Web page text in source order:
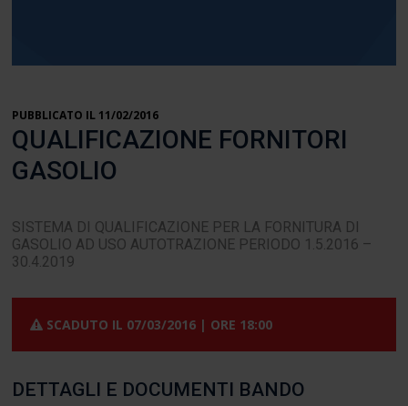
PUBBLICATO IL 11/02/2016
QUALIFICAZIONE FORNITORI
GASOLIO
SISTEMA DI QUALIFICAZIONE PER LA FORNITURA DI
GASOLIO AD USO AUTOTRAZIONE PERIODO 1.5.2016 –
30.4.2019
SCADUTO IL 07/03/2016 | ORE 18:00
DETTAGLI E DOCUMENTI BANDO